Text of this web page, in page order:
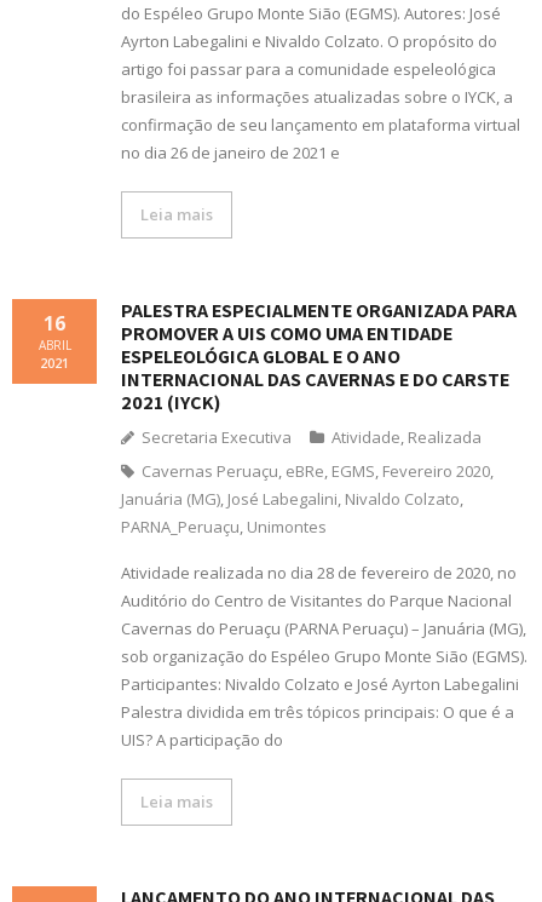
do Espéleo Grupo Monte Sião (EGMS). Autores: José
Ayrton Labegalini e Nivaldo Colzato. O propósito do
artigo foi passar para a comunidade espeleológica
brasileira as informações atualizadas sobre o IYCK, a
confirmação de seu lançamento em plataforma virtual
no dia 26 de janeiro de 2021 e
Leia mais
PALESTRA ESPECIALMENTE ORGANIZADA PARA
PROMOVER A UIS COMO UMA ENTIDADE
ESPELEOLÓGICA GLOBAL E O ANO
INTERNACIONAL DAS CAVERNAS E DO CARSTE
2021 (IYCK)
16
ABRIL
2021
Secretaria Executiva Atividade, Realizada
Cavernas Peruaçu, eBRe, EGMS, Fevereiro 2020,
Januária (MG), José Labegalini, Nivaldo Colzato,
PARNA_Peruaçu, Unimontes
Atividade realizada no dia 28 de fevereiro de 2020, no
Auditório do Centro de Visitantes do Parque Nacional
Cavernas do Peruaçu (PARNA Peruaçu) – Januária (MG),
sob organização do Espéleo Grupo Monte Sião (EGMS).
Participantes: Nivaldo Colzato e José Ayrton Labegalini
Palestra dividida em três tópicos principais: O que é a
UIS? A participação do
Leia mais